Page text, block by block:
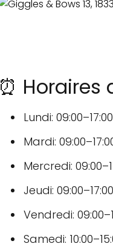
⏰ Horaires
Lundi: 09:00–17:00
Mardi:
Mercredi:
Jeudi: 09:00–17:00
Vendredi:
Samedi: